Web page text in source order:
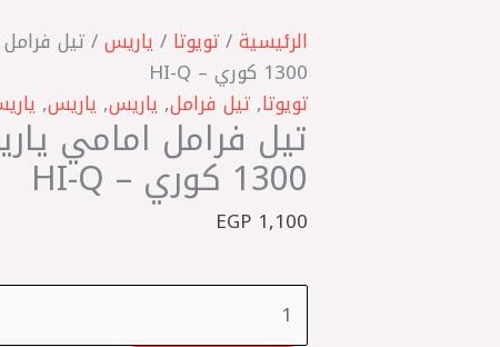
الرئيسية/تويوتا / ياريس
1300 كوري – HI-Q
تويوتا, تيل فرامل, ياريس, ياريس, ياريس
1300 كوري – HI-Q
EGP 1,100
تيل
فرامل
امامي
ياريس
2006
1300
كوري
HI-